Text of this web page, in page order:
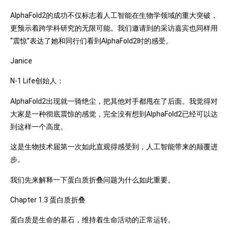
AlphaFold2的成功不仅标志着人工智能在生物学领域的重大突破，
更预示着跨学科研究的无限可能。我们邀请到的采访嘉宾也同样用
“震惊”表达了她和同行们看到AlphaFold2时的感受。
Janice
N-1 Life创始人：
AlphaFold2出现就一骑绝尘，把其他对手都甩在了后面。我觉得对
大家是一种彻底震惊的感觉，完全没有想到AlphaFold2已经可以达
到这样一个高度。
这是生物技术届第一次如此直观得感受到，人工智能带来的颠覆进
步。
我们先来解释一下蛋白质折叠问题为什么如此重要。
Chapter 1.3 蛋白质折叠
蛋白质是生命的基石，维持着生命活动的正常运转。